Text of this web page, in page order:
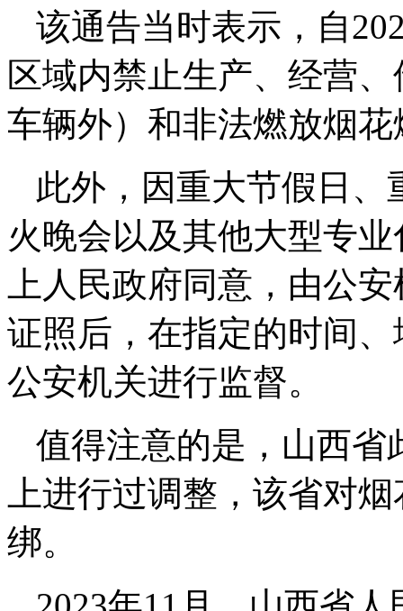
该通告当时表示，自
区域内禁止生产、经营
车辆外）和非法燃放烟花
此外，因重大节假日
火晚会以及其他大型专
上人民政府同意，由公
证照后，在指定的时间
公安机关进行监督。
值得注意的是，山西省
上进行过调整，该省对
绑。